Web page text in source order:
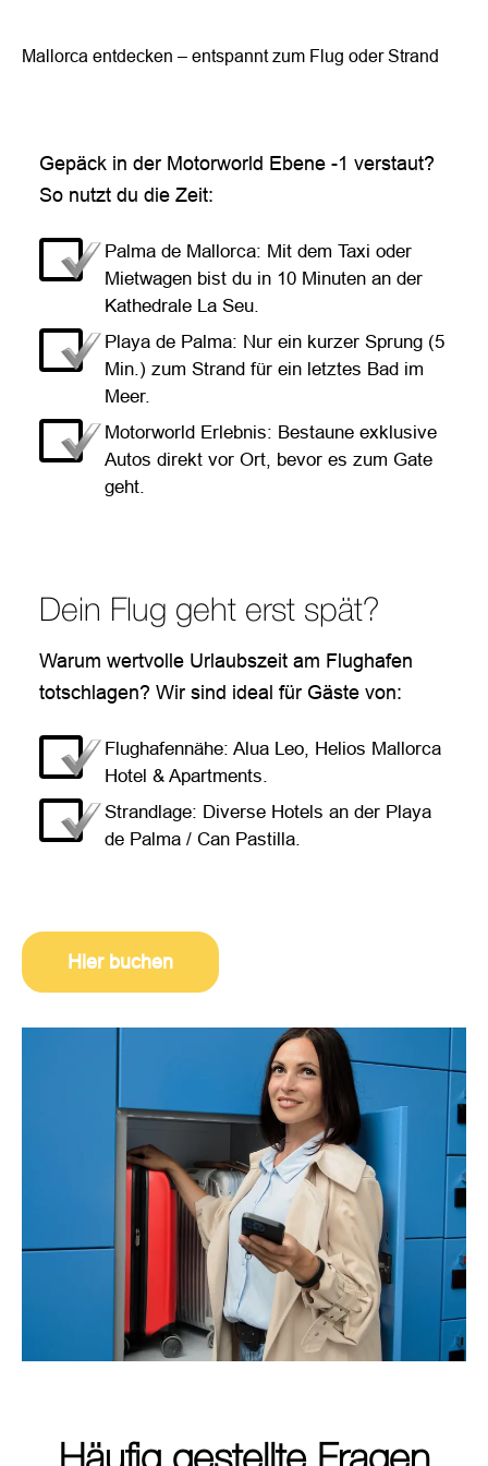
Mallorca entdecken – entspannt zum Flug oder Strand
Gepäck in der Motorworld Ebene -1 verstaut?
So nutzt du die Zeit:
Palma de Mallorca: Mit dem Taxi oder
Mietwagen bist du in 10 Minuten an der
Kathedrale La Seu.
Playa de Palma: Nur ein kurzer Sprung (5
Min.) zum Strand für ein letztes Bad im
Meer.
Motorworld Erlebnis: Bestaune exklusive
Autos direkt vor Ort, bevor es zum Gate
geht.
Dein Flug geht erst spät?
Warum wertvolle Urlaubszeit am Flughafen
totschlagen? Wir sind ideal für Gäste von:
Flughafennähe: Alua Leo, Helios Mallorca
Hotel & Apartments.
Strandlage: Diverse Hotels an der Playa
de Palma / Can Pastilla.
Hier buchen